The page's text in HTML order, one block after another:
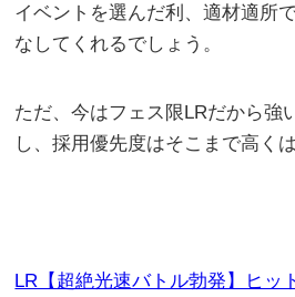
イベントを選んだ利、適材適所
なしてくれるでしょう。
ただ、今はフェス限LRだから強
し、採用優先度はそこまで高く
LR【超絶光速バトル勃発】ヒッ